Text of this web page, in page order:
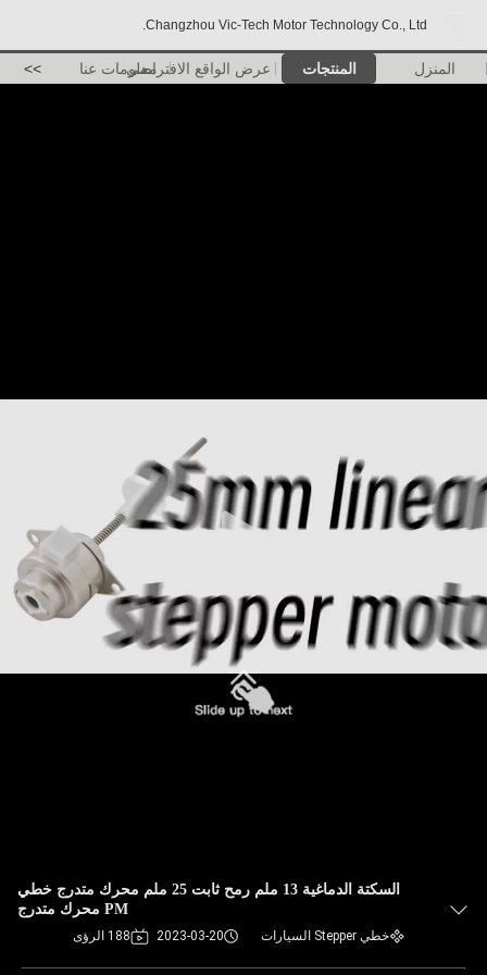
Changzhou Vic-Tech Motor Technology Co., Ltd.
المنزل المنتجات عرض الواقع الافتراضيمعلومات عنا >>
السكتة الدماغية 13 ملم رمح ثابت 25 ملم محرك متدرج خطي
PM محرك متدرج
خطي Stepper السيارات 2023-03-20 188 الرؤى